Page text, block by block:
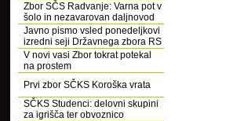
Zbor SČS Radvanje: Varna pot v
šolo in nezavarovan daljnovod
Javno pismo vsled ponedeljkovi
izredni seji Državnega zbora RS
V novi vasi Zbor tokrat potekal
na prostem
Prvi zbor SČKS Koroška vrata
SČKS Studenci: delovni skupini
za igrišča ter obvoznico